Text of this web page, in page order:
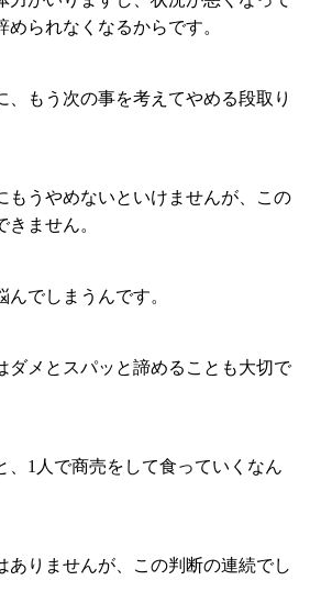
められなくなるからです。
、もう次の事を考えてやめる段取り
もうやめないといけませんが、この
ません。
んでしまうんです。
ダメとスパッと諦めることも大切で
、1人で商売をして食っていくなん
ありませんが、この判断の連続でし